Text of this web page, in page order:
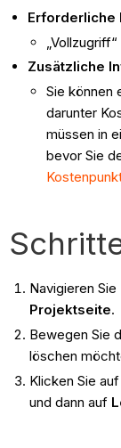
Erforderliche
Zusätzliche
Sie können
darunter
müssen in
bevor Sie
Navigieren
Projektseite.
Bewegen Sie
löschen
Klicken Sie
und dann auf